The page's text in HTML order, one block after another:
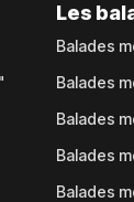
Les
Balades
Balades
Balades
Balades
Balades